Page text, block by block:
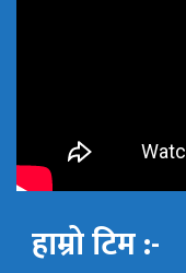
हाम्रो टिम :-